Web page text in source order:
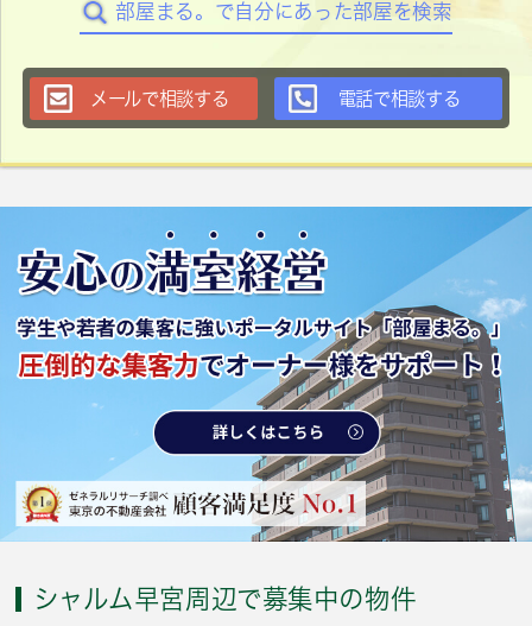
部屋まる。で自分にあった部屋を検索
メールで相談する 電話で相談する
シャルム早宮周辺で募集中の物件